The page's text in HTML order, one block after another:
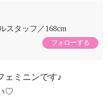
スタッフ
168cm
フォローする
ェミニンです♪
♡